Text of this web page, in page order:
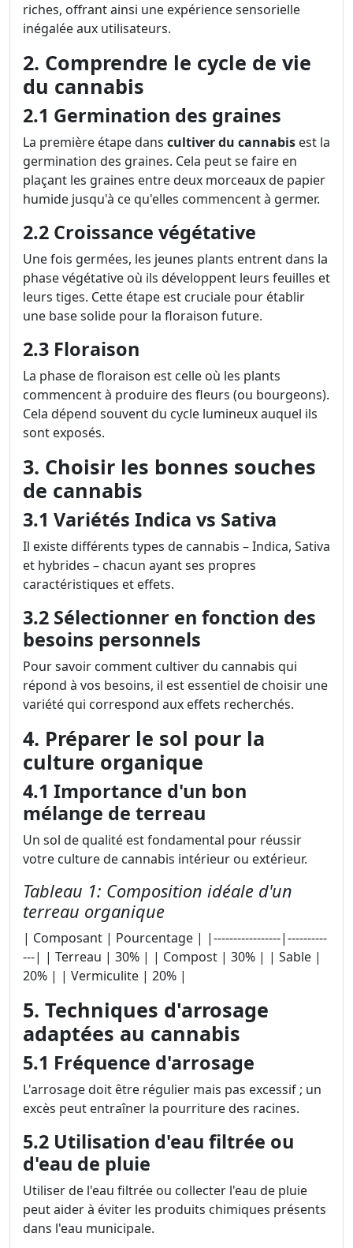
riches, offrant ainsi une expérience sensorielle
inégalée aux utilisateurs.
2. Comprendre le cycle de vie
du cannabis
2.1 Germination des graines
La première étape dans cultiver du cannabis est la
germination des graines. Cela peut se faire en
plaçant les graines entre deux morceaux de papier
humide jusqu'à ce qu'elles commencent à germer.
2.2 Croissance végétative
Une fois germées, les jeunes plants entrent dans la
phase végétative où ils développent leurs feuilles et
leurs tiges. Cette étape est cruciale pour établir
une base solide pour la floraison future.
2.3 Floraison
La phase de floraison est celle où les plants
commencent à produire des fleurs (ou bourgeons).
Cela dépend souvent du cycle lumineux auquel ils
sont exposés.
3. Choisir les bonnes souches
de cannabis
3.1 Variétés Indica vs Sativa
Il existe différents types de cannabis – Indica, Sativa
et hybrides – chacun ayant ses propres
caractéristiques et effets.
3.2 Sélectionner en fonction des
besoins personnels
Pour savoir comment cultiver du cannabis qui
répond à vos besoins, il est essentiel de choisir une
variété qui correspond aux effets recherchés.
4. Préparer le sol pour la
culture organique
4.1 Importance d'un bon
mélange de terreau
Un sol de qualité est fondamental pour réussir
votre culture de cannabis intérieur ou extérieur.
Tableau 1: Composition idéale d'un
terreau organique
| Composant | Pourcentage | |-----------------|----------
---| | Terreau | 30% | | Compost | 30% | | Sable |
20% | | Vermiculite | 20% |
5. Techniques d'arrosage
adaptées au cannabis
5.1 Fréquence d'arrosage
L'arrosage doit être régulier mais pas excessif ; un
excès peut entraîner la pourriture des racines.
5.2 Utilisation d'eau filtrée ou
d'eau de pluie
Utiliser de l'eau filtrée ou collecter l'eau de pluie
peut aider à éviter les produits chimiques présents
dans l'eau municipale.